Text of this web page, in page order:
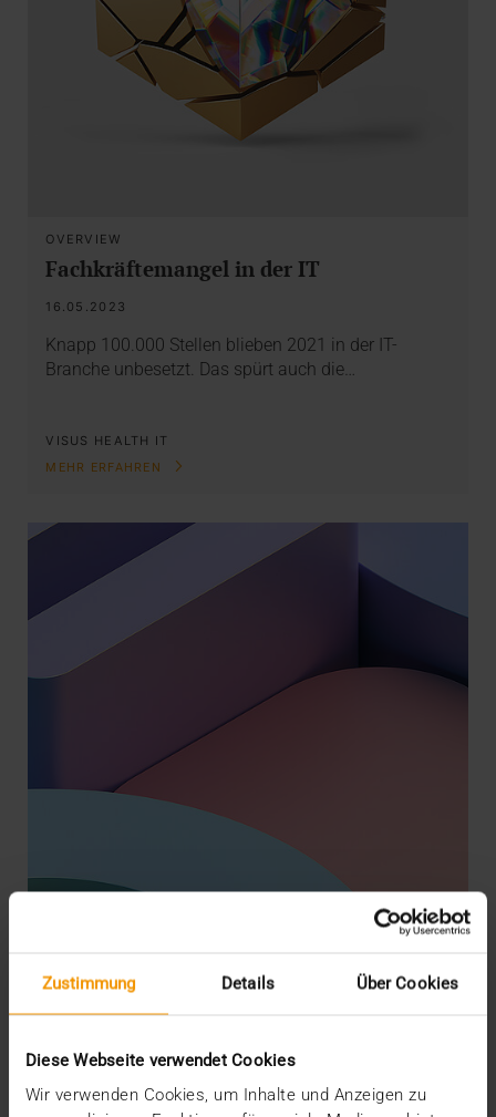
Zustimmung Details Über Cookies
Diese Webseite verwendet Cookies
Wir verwenden Cookies, um Inhalte und Anzeigen zu
OVERVIEW
Fachkräftemangel in der IT
16.05.2023
Knapp 100.000 Stellen blieben 2021 in der IT-
Branche unbesetzt. Das spürt auch die…
VISUS HEALTH IT
MEHR ERFAHREN
STORIES
Die Cloud, dein Freund und Helfer
09.05.2023
Die Frage, ob Krankenhaus-IT überhaupt in die